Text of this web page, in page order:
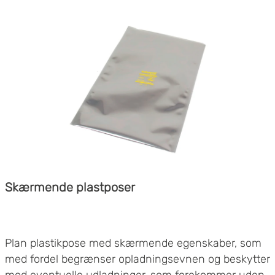
Skærmende plastposer
Plan plastikpose med skærmende egenskaber, som
med fordel begrænser opladningsevnen og beskytter